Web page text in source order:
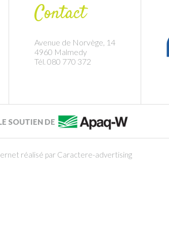
Contact
Avenue de Norvège, 14
4960 Malmedy
Tél. 080 770 372
SOUTIEN DE
réalisé par Caractere-advertising